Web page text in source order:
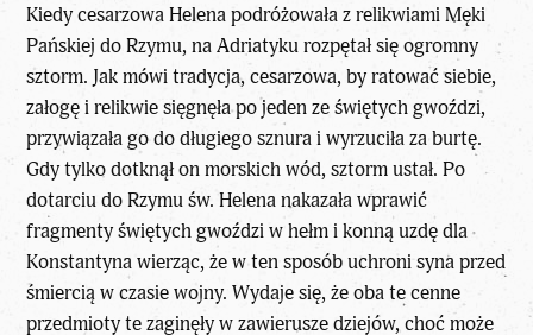
Kiedy cesarzowa Helena podróżowała z relikwiamiMęki
Pańskiej do Rzymu, na Adriatyku rozpętał się ogromny
sztorm. Jak mówi tradycja, cesarzowa, by ratować siebie,
załogę i relikwie sięgnęła po jeden ze świętych gwoździ,
przywiązała go do długiego sznura i wyrzuciła za burtę.
Gdy tylko dotknął on morskich wód, sztorm ustał. Po
dotarciu do Rzymu św. Helena nakazała wprawić
fragmenty świętych gwoździ w hełm i konną uzdę dla
Konstantyna wierząc, że w ten sposób uchroni syna przed
śmiercią w czasie wojny. Wydaje się, że oba te cenne
przedmioty te zaginęły w zawierusze dziejów, choć może